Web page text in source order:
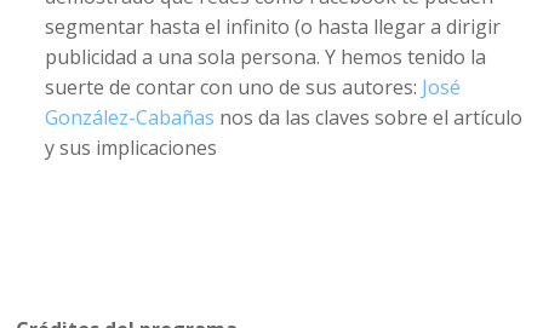
segmentar hasta el infinito (o hasta llegar a dirigir
publicidad a una sola persona. Y hemos tenido la
suerte de contar con uno de sus autores: José
González-Cabañas nos da las claves sobre el artículo
y sus implicaciones